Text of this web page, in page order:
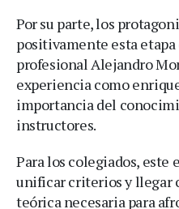
Por su parte, los
positivamente esta
profesional Alejandro
experiencia como
importancia del
instructores.
Para los colegiados, este
unificar criterios y llegar
teórica necesaria para